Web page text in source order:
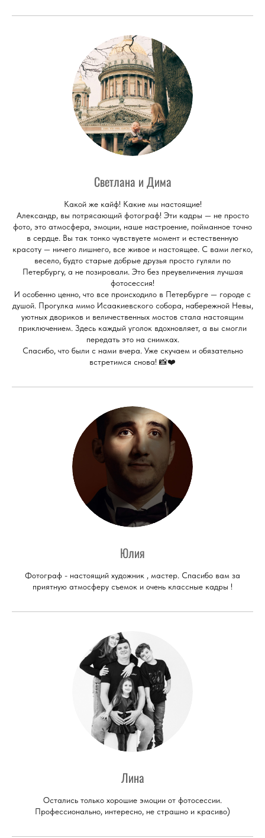
Светлана и Дима
Какой же кайф! Какие мы настоящие!
Александр, вы потрясающий фотограф! Эти кадры — не просто
фото, это атмосфера, эмоции, наше настроение, пойманное точно
в сердце. Вы так тонко чувствуете момент и естественную
красоту — ничего лишнего, все живое и настоящее. С вами легко,
весело, будто старые добрые друзья просто гуляли по
Петербургу, а не позировали. Это без преувеличения лучшая
фотосессия!
И особенно ценно, что все происходило в Петербурге — городе с
душой. Прогулка мимо Исаакиевского собора, набережной Невы,
уютных двориков и величественных мостов стала настоящим
приключением. Здесь каждый уголок вдохновляет, а вы смогли
передать это на снимках.
Спасибо, что были с нами вчера. Уже скучаем и обязательно
встретимся снова! 📸❤️
Юлия
Фотограф - настоящий художник , мастер. Спасибо вам за
приятную атмосферу съемок и очень классные кадры !
Лина
Остались только хорошие эмоции от фотосессии.
Профессионально, интересно, не страшно и красиво)